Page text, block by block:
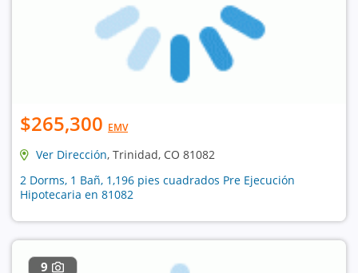
$265,300 EMV
Ver Dirección, Trinidad, CO 81082
2 Dorms, 1 Bañ, 1,196 pies cuadrados Pre Ejecución
Hipotecaria en 81082
9